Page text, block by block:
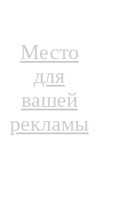
Место
для
вашей
рекламы